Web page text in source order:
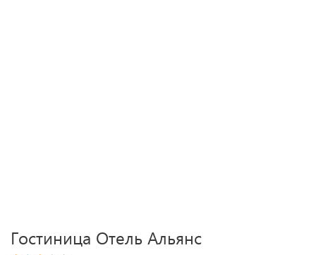
Гостиница Отель Альянс